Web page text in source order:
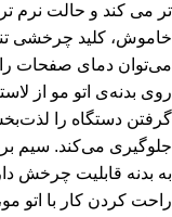
تر می کند و حالت نرم
خاموش، کلید چرخشی
روی بدنه‌ی اتو مو از
گرفتن دستگاه را
به بدنه قابلیت
راحت کردن کار با اتو